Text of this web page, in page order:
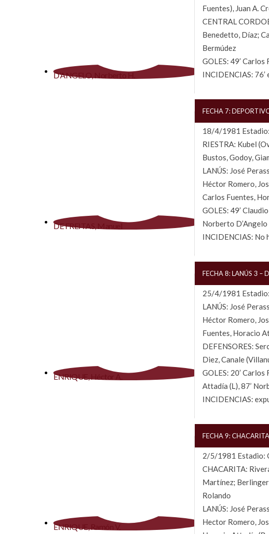
D’ANGELO, Norberto H.
DE FREITAS, Manuel
ENRIQUE, Héctor A.
ENRIQUE, Ramón V.
Fuentes), Juan A.
CENTRAL
Benedetto, Díaz;
Bermúdez
GOLES: 49’ Carlos
INCIDENCIAS: 76’
FECHA 7:
18/4/1981
RIESTRA: Kubel
Bustos, Godoy,
LANÚS: José
Héctor Romero,
Carlos Fuentes,
GOLES: 49’
Norberto D’Angelo
INCIDENCIAS: No
FECHA 8: LANÚS 3 –
25/4/1981
LANÚS: José
Héctor Romero,
Fuentes, Horacio
DEFENSORES:
Diez, Canale
GOLES: 20’ Carlos
Attadía (L), 87’
INCIDENCIAS:
FECHA 9:
2/5/1981 Estadio:
CHACARITA:
Martínez;
Rolando
LANÚS: José
Hector Romero,